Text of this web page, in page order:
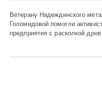
Завод
заводчане
Ветерану Надеждинского
Голомидовой помогли
предприятия с расколкой дров.